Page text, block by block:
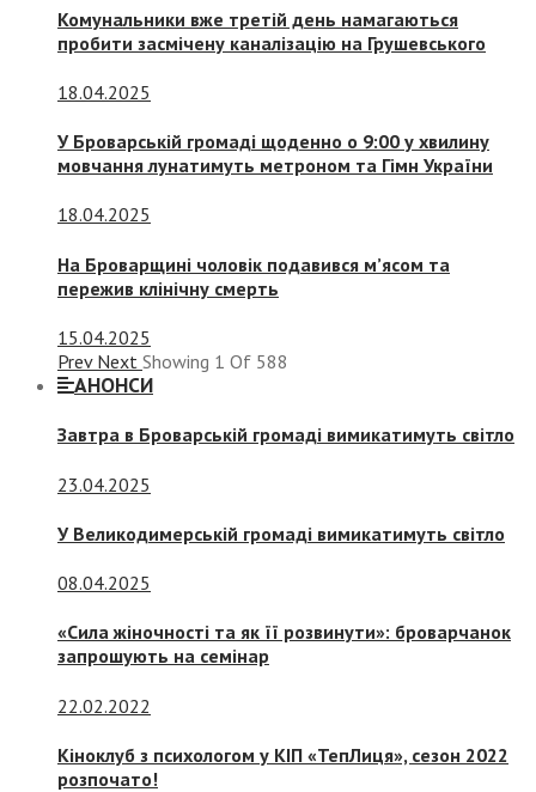
Комунальники вже третій день намагаються
пробити засмічену каналізацію на Грушевського
18.04.2025
У Броварській громаді щоденно о 9:00 у хвилину
мовчання лунатимуть метроном та Гімн України
18.04.2025
На Броварщині чоловік подавився м’ясом та
пережив клінічну смерть
15.04.2025
Prev Next Showing 1 Of 588
АНОНСИ
Завтра в Броварській громаді вимикатимуть світло
23.04.2025
У Великодимерській громаді вимикатимуть світло
08.04.2025
«Сила жіночності та як її розвинути»: броварчанок
запрошують на семінар
22.02.2022
Кіноклуб з психологом у КІП «ТепЛиця», сезон 2022
розпочато!